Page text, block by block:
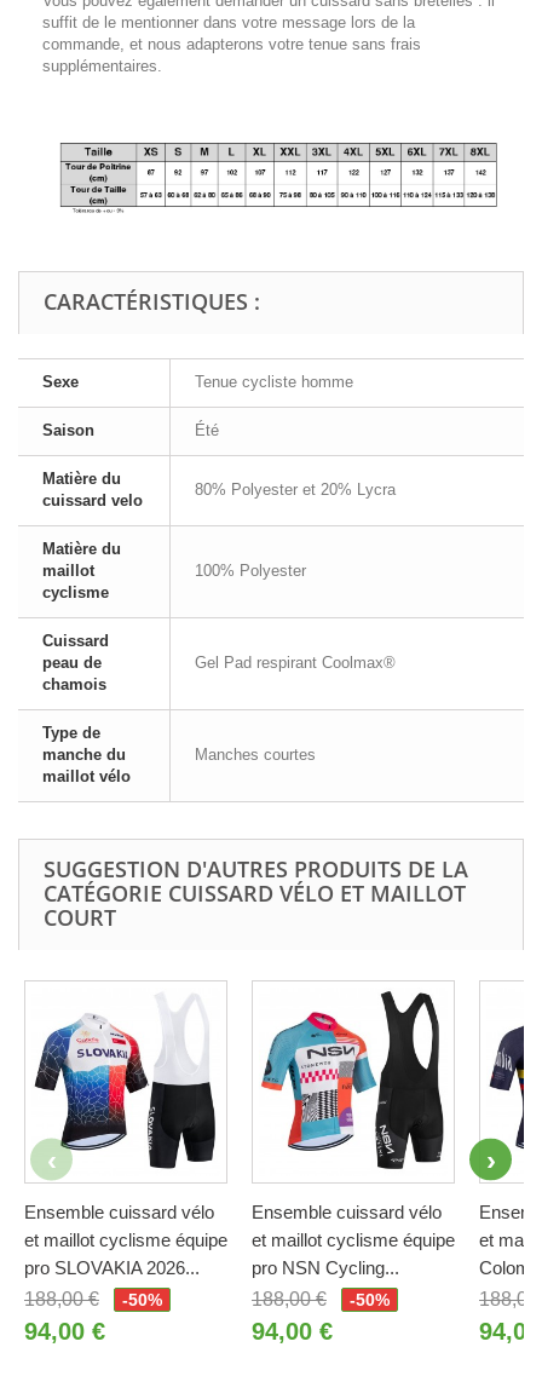
suffit de le mentionner dans votre message lors de la
commande, et nous adapterons votre tenue sans frais
supplémentaires.
CARACTÉRISTIQUES :
Sexe Tenue cycliste homme
Saison Été
Matière du
cuissard velo
80% Polyester et 20% Lycra
Matière du
maillot
cyclisme
100% Polyester
Cuissard
peau de
chamois
Gel Pad respirant Coolmax®
Type de
manche du
maillot vélo
Manches courtes
SUGGESTION D'AUTRES PRODUITS DE LA
CATÉGORIE CUISSARD VÉLO ET MAILLOT
COURT
Ensemble cuissard vélo
et maillot cyclisme équipe
pro SLOVAKIA 2026...
188,00 €
-50%
94,00 €
Ensemble cuissard vélo
et maillot cyclisme équipe
pro NSN Cycling...
188,00 €
-50%
94,00 €
et
188,00